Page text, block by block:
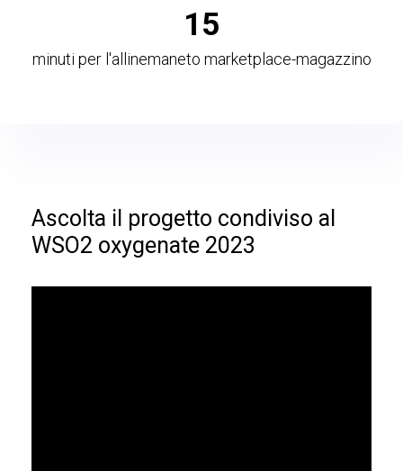
15
minuti per l'allinemaneto marketplace-magazzino
Ascolta il progetto condiviso al
WSO2 oxygenate 2023